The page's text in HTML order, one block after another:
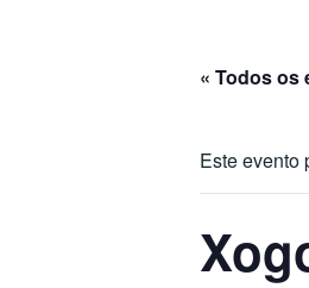
« Todos os
Este evento